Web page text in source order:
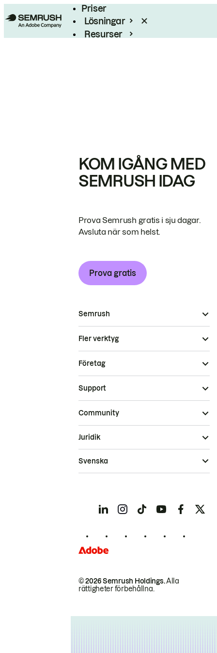
Priser
Lösningar
Resurser
KOM IGÅNG MED
SEMRUSH IDAG
Prova Semrush gratis i sju dagar.
Avsluta när som helst.
Prova gratis
Semrush
Fler verktyg
Företag
Support
Community
© 2026 Semrush Holdings.Alla
rättigheter förbehållna.
Juridik
Svenska